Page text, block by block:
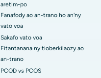
aretim-po
Fanafody ao an-trano ho an'ny
vato voa
Sakafo vato voa
Fitantanana ny tioberkilaozy ao
an-trano
PCOD vs PCOS